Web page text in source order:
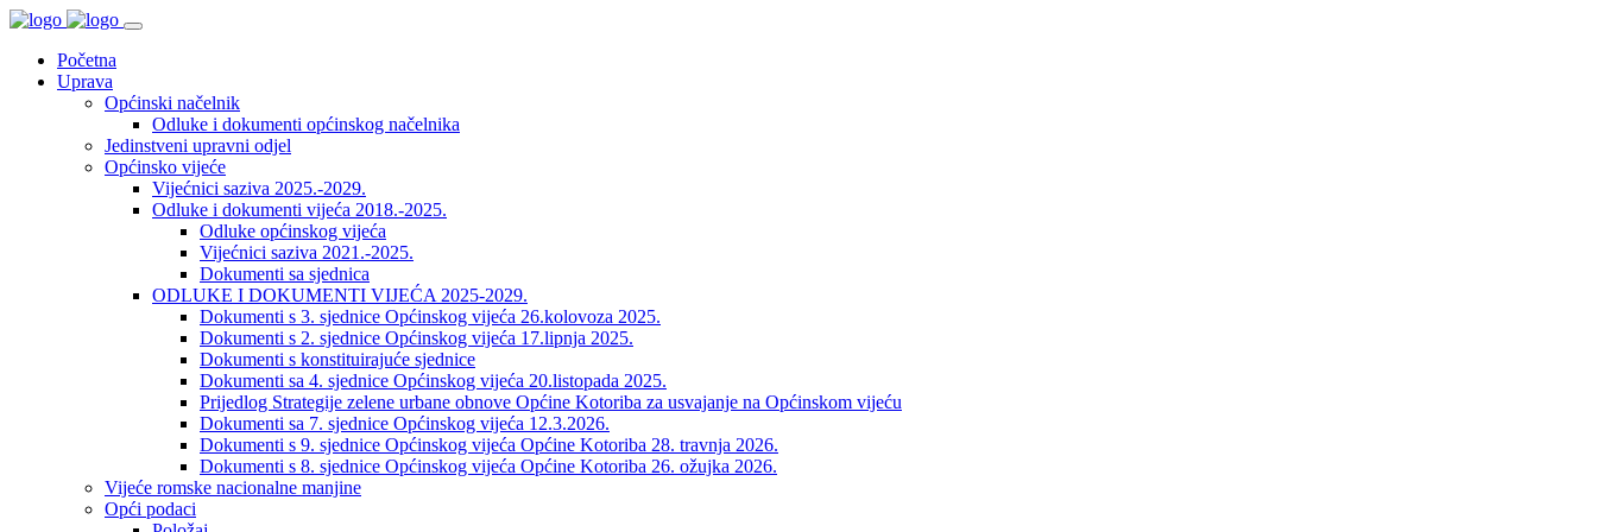
Početna
Uprava
Općinski načelnik
Odluke i dokumenti općinskog načelnika
Jedinstveni upravni odjel
Općinsko vijeće
Vijećnici saziva 2025.-2029.
Odluke i dokumenti vijeća 2018.-2025.
Odluke općinskog vijeća
Vijećnici saziva 2021.-2025.
Dokumenti sa sjednica
ODLUKE I DOKUMENTI VIJEĆA 2025-2029.
Dokumenti s 3. sjednice Općinskog vijeća 26.kolovoza 2025.
Dokumenti s 2. sjednice Općinskog vijeća 17.lipnja 2025.
Dokumenti s konstituirajuće sjednice
Dokumenti sa 4. sjednice Općinskog vijeća 20.listopada 2025.
Prijedlog Strategije zelene urbane obnove Općine Kotoriba za usvajanje na Općinskom vijeću
Dokumenti sa 7. sjednice Općinskog vijeća 12.3.2026.
Dokumenti s 9. sjednice Općinskog vijeća Općine Kotoriba 28. travnja 2026.
Dokumenti s 8. sjednice Općinskog vijeća Općine Kotoriba 26. ožujka 2026.
Vijeće romske nacionalne manjine
Opći podaci